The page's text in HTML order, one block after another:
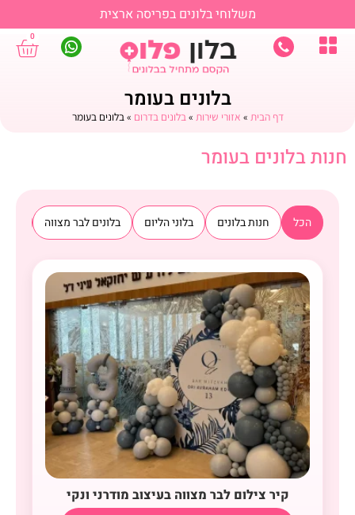
משלוחי בלונים בפריסה ארצית
0
בלונים בעומר
דף הבית » אזורי שירות »בלונים בדרום »בלונים בעומר
חנות בלונים בעומר
הכל חנות בלונים בלוני הליום בלונים לבר מצווה
קיר צילום לבר מצווה בעיצוב מודרני ונקי